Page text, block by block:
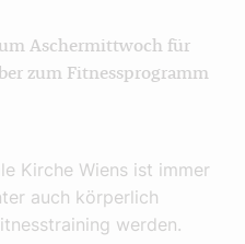
Aschermittwoch für
zum Fitnessprogramm
Kirche Wiens ist immer
auch körperlich
werden.